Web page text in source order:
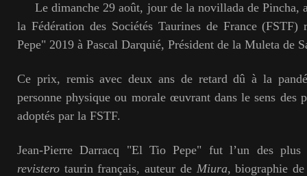
Le dimanche 29 août, jour de la novillada de Pincha,
la Fédération des Sociétés Taurines de France
Pepe" 2019 à Pascal Darquié, Président de la Muleta de
Ce prix, remis avec deux ans de retard dû à la
personne physique ou morale œuvrant dans le sens des
adoptés par la FSTF.
Jean-Pierre Darracq "El Tio Pepe" fut l’un des plus
revistero taurin français, auteur de Miura, biographie